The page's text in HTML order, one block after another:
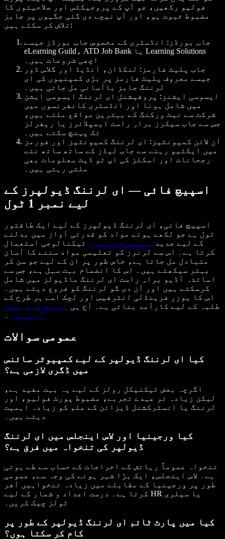
فولیو رکھیں، جو آپ کے پروجیکٹس اور صلاحیتوں کا
مضبوط ثبوت ہو، اور آپ نیچے دی گئی جگہوں پر جابز
تلاش کر سکتے ہیں:
جاب بورڈز: انڈسٹری کے مخصوص جاب بورڈز جیسے
eLearning Guild، ATD Job Bank یا Learning Solutions
اچھی شروعات ہیں۔
جاب پلیٹ فارمز: لنکڈان، انڈیڈ اور گلاس ڈور
جیسے معروف پلیٹ فارمز پر بڑی کمپنیوں کی ای
لرننگ جابز باآسانی مل جاتی ہیں۔
ایسوسی ایشنز: پروفیشنل ای لرننگ ایسوسی ایشن
میں شامل ہونا اور انڈسٹری کانفرنسوں میں
شرکت سے نیٹ ورکنگ کے بہترین مواقع ملتے ہیں،
جس سے جاب سیکرز براہِ راست ایمپلائرز یا ریفرلز
تک پہنچ سکتے ہیں۔
آن لائن کمیونٹیز: ای لرننگ کمیونٹیز اور فورمز
میں ایکٹیو رہنے سے جاب لیڈز کے ساتھ ساتھ نئے
رجحانات اور اسکلز کی اپ ٹو ڈیٹ معلومات بھی
ملتی رہتی ہیں۔
اسپیچ فائی — ای لرننگ ڈیولپرز کے
لیے نمبر 1 ٹول
اسپیچ فائی، ای لرننگ ڈیولپرز کے لیے ایک طاقتور
ٹول ہے جو لکھے ہوئے مواد کو قدرتی آواز میں بدلنے
کے لیے جدید ٹیکسٹ ٹو اسپیچ ٹیکنالوجی استعمال
کرتا ہے۔ اس سے لرنرز کو تعلیمی مواد سننے کا آسان
متبادل مل جاتا ہے، خاص طور پر ان کے لیے جو سن کر
بہتر سیکھتے ہیں۔ اس کا انضمام بہت سہل ہے، جس سے
اساتذہ آڈیو براہِ راست ای لرننگ ماڈیولز میں شامل
کرسکتے ہیں اور آن دی گو لرننگ کو فروغ دیتے ہیں۔
اس کا یوزر فرینڈلی انٹرفیس اور لچک اسے ہر طرح کے
طلبہ کے لیے کارآمد بناتی ہے۔ آج ہی اسپیچ فائی مفت
آزماٰئیں
عمومی سوالات
کیا ای لرننگ ڈیولپر کے لیے کمپیوٹر سائنس
میں ڈگری لازمی ہے؟
اگرچہ بعض ٹیکنیکل رولز کے لیے یہ بہت مفید ہے،
لیکن زیادہ تر عہدے تجربے، مضبوط پورٹ فولیو، اور
لرننگ یا انسٹرکشنل ڈیزائن کے علم کو زیادہ اہمیت
دیتے ہیں۔
کیا ورجینیا اور لاس اینجلس میں ای لرننگ
ڈیولپر کی تنخواہ میں فرق ہے؟
تنخواہ عموماً رہائش کے اخراجات کے حساب سے طے ہوتی
ہے۔ لاس اینجلس، ایک بڑا شہر ہونے کی وجہ سے، عمومی
طور پر ورجینیا کے مقابلے میں زیادہ تنخواہیں آفر
کرتا ہے۔ درست اعداد و شمار کے لیے HR یا سیلری
ٹولز چیک کریں۔
کیا میں پارٹ ٹائم ای لرننگ ڈیولپر کے طور پر
کام کر سکتا ہوں؟